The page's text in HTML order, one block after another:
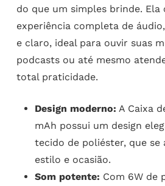
do que um simples brinde. Ela
experiência completa de
e claro, ideal para ouvir suas
podcasts ou até mesmo
total praticidade.
Design moderno: A Caixa
mAh possui um design
tecido de poliéster, que se
estilo e ocasião.
Som potente: Com 6W de